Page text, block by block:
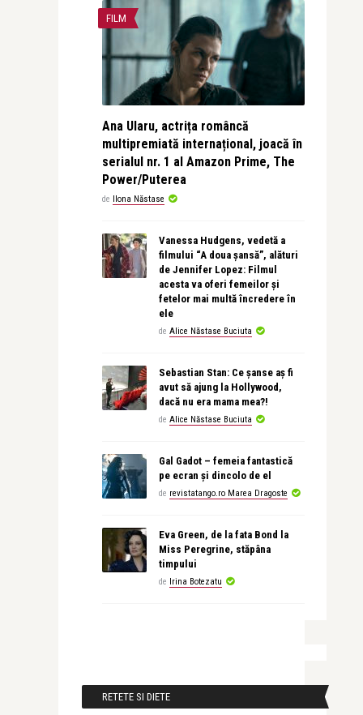
FILM
Ana Ularu, actrița româncă
multipremiată internațional, joacă în
serialul nr. 1 al Amazon Prime, The
Power/Puterea
de Ilona Năstase
Vanessa Hudgens, vedetă a
filmului “A doua șansă”, alături
de Jennifer Lopez: Filmul
acesta va oferi femeilor și
fetelor mai multă încredere în
ele
de Alice Năstase Buciuta
Sebastian Stan: Ce șanse aș fi
avut să ajung la Hollywood,
dacă nu era mama mea?!
de Alice Năstase Buciuta
Gal Gadot – femeia fantastică
pe ecran și dincolo de el
de revistatango.ro Marea Dragoste
Eva Green, de la fata Bond la
Miss Peregrine, stăpâna
timpului
de Irina Botezatu
RETETE SI DIETE